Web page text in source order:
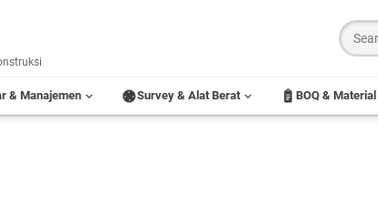
& Manajemen Survey & Alat Berat BOQ & Material